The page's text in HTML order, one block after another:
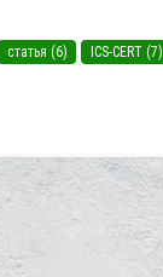
статья (6) ICS-CERT (7)